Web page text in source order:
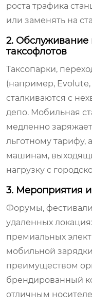
роста трафика
или заменять на
2. Обслуживание
таксофлотов
Таксопарки,
(например, Evolute,
сталкиваются с
депо. Мобильная
медленно
льготному тарифу,
машинам,
нагрузку с
3. Мероприятия
Форумы,
удаленных
премиальных
мобильной
преимуществом
брендированный
отличным